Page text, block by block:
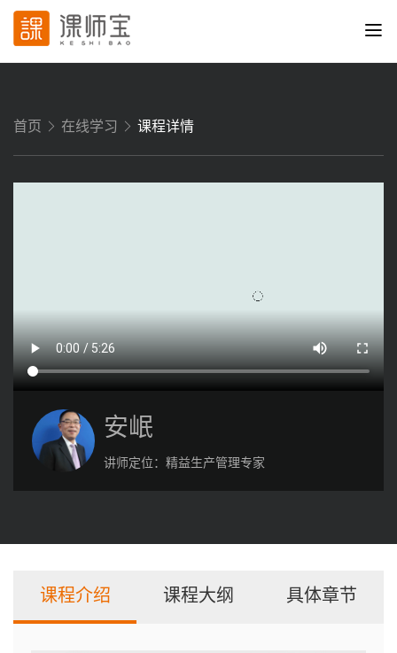
首页 在线学习 课程详情
安岷
讲师定位： 精益生产管理专家
课程介绍 课程大纲 具体章节